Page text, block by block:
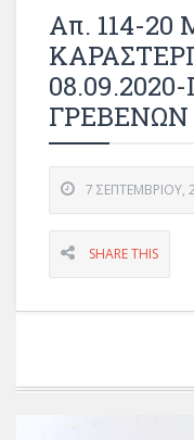
Απ. 114-
ΓΡΕΒΕΝΩΝ
7 ΣΕΠΤΕΜΒΡΊΟΥ,
SHARE THIS